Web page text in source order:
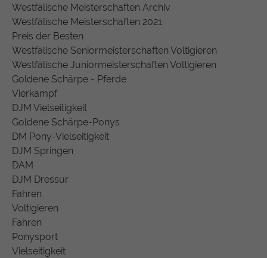
Westfälische Meisterschaften Archiv
Westfälische Meisterschaften 2021
Preis der Besten
Westfälische Seniormeisterschaften Voltigieren
Westfälische Juniormeisterschaften Voltigieren
Goldene Schärpe - Pferde
Vierkampf
DJM Vielseitigkeit
Goldene Schärpe-Ponys
DM Pony-Vielseitigkeit
DJM Springen
DAM
DJM Dressur
Fahren
Voltigieren
Fahren
Ponysport
Vielseitigkeit